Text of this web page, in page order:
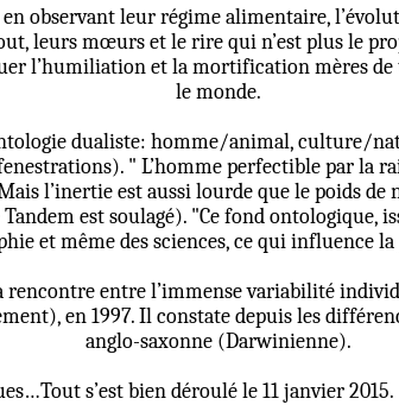
observant leur régime alimentaire,
leurs mœurs et le rire qui n’est plus le
l’humiliation et la mortification mères
le monde.
dualiste: homme/animal, culture/
" L’homme perfectible par la
l’inertie est aussi lourde que le poids
est soulagé). "Ce fond ontologique,
et même des sciences, ce qui influence
entre l’immense variabilité
en 1997. Il constate depuis les
anglo-saxonne (Darwinienne).
s’est bien déroulé le 11 janvier 2015.